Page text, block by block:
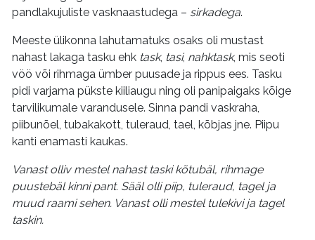
pandlakujuliste vasknaastudega – sirkadega.
Meeste ülikonna lahutamatuks osaks oli mustast
nahast lakaga tasku ehk task, tasi, nahktask, mis seoti
vöö või rihmaga ümber puusade ja rippus ees. Tasku
pidi varjama pükste kiiliaugu ning oli panipaigaks kõige
tarvilikumale varandusele. Sinna pandi vaskraha,
piibunõel, tubakakott, tuleraud, tael, kõbjas jne. Piipu
kanti enamasti kaukas.
Vanast olliv mestel nahast taski kõtubäl, rihmage
puustebäl kinni pant. Sääl olli piip, tuleraud, tagel ja
muud raami sehen. Vanast olli mestel tulekivi ja tagel
taskin.